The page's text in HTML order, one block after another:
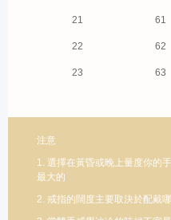
21 61
22 62
23 63
注意
1. 選擇在黃昏或晚上量度你的
最大的
2. 戒指的闊度主要取決於配戴